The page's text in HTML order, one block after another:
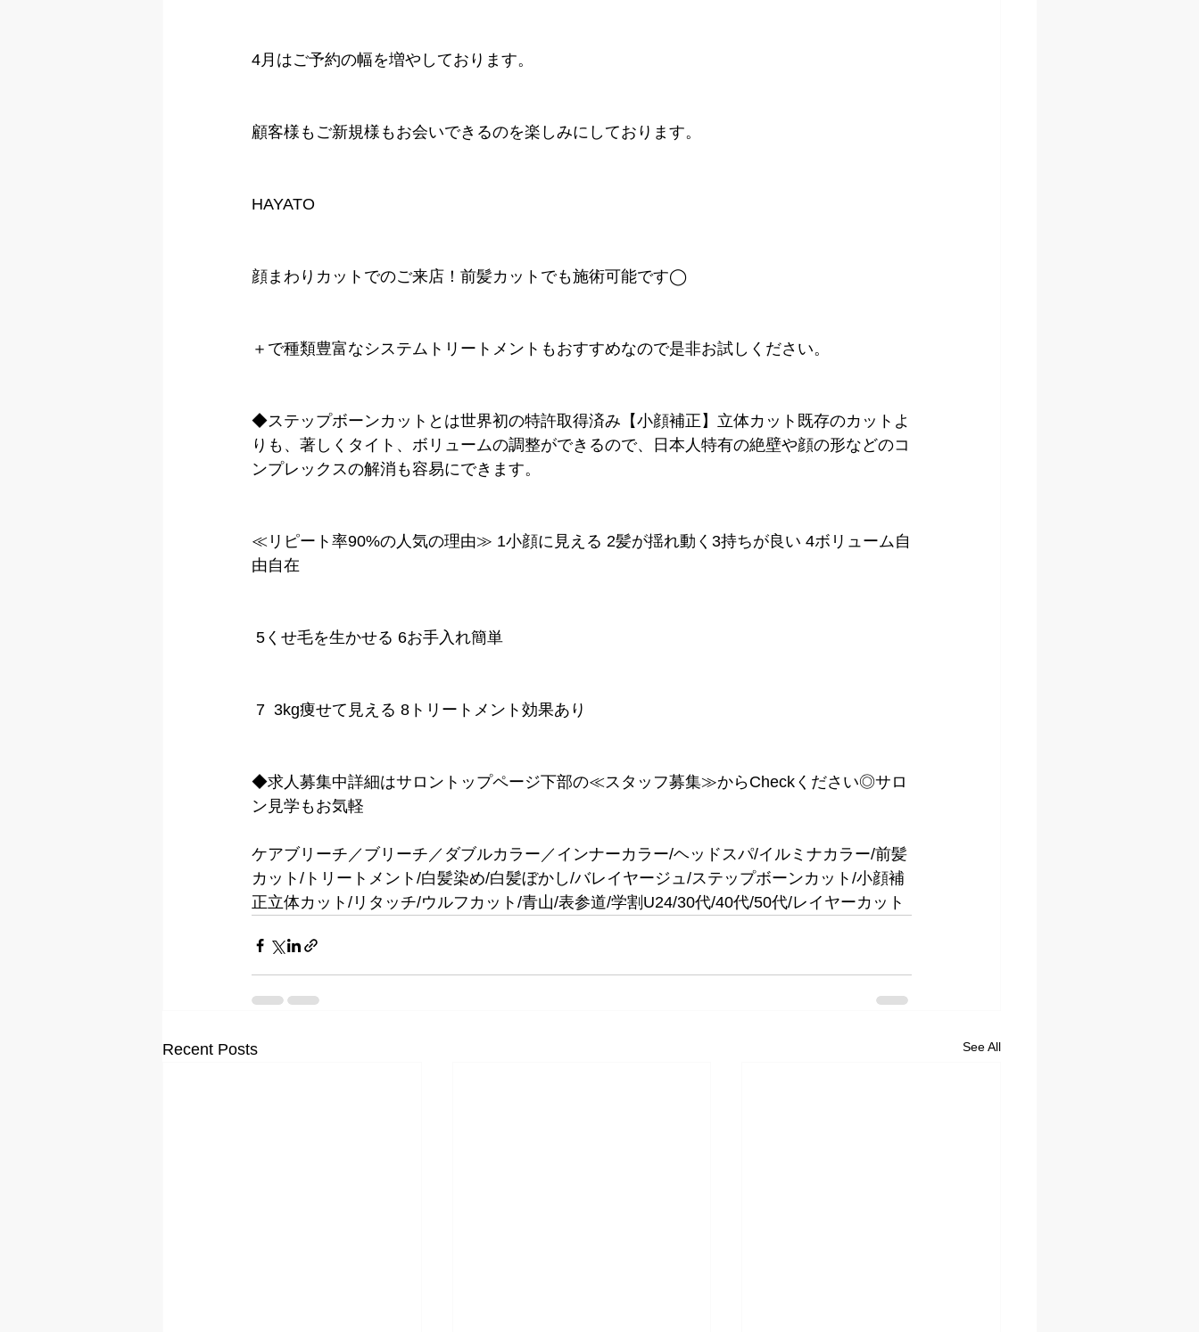
4月はご予約の幅を増やしております。
顧客様もご新規様もお会いできるのを楽しみにしております。
HAYATO
顔まわりカットでのご来店！前髪カットでも施術可能です◯
＋で種類豊富なシステムトリートメントもおすすめなので是非お試しください。
◆ステップボーンカットとは世界初の特許取得済み【小顔補正】立体カット既存のカットよ
りも、著しくタイト、ボリュームの調整ができるので、日本人特有の絶壁や顔の形などのコ
ンプレックスの解消も容易にできます。
≪リピート率90%の人気の理由≫ 1小顔に見える 2髪が揺れ動く3持ちが良い 4ボリューム自
由自在
5くせ毛を生かせる 6お手入れ簡単
7  3kg痩せて見える 8トリートメント効果あり
◆求人募集中詳細はサロントップページ下部の≪スタッフ募集≫からCheckください◎サロ
ン見学もお気軽
ケアブリーチ／ブリーチ／ダブルカラー／インナーカラー/ヘッドスパ/イルミナカラー/前髪
カット/トリートメント/白髪染め/白髪ぼかし/バレイヤージュ/ステップボーンカット/小顔補
正立体カット/リタッチ/ウルフカット/青山/表参道/学割U24/30代/40代/50代/レイヤーカット
Recent Posts See All